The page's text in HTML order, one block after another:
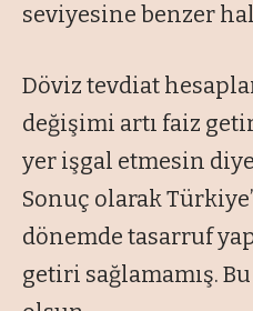
seviyesine benzer
Döviz tevdiat
değişimi artı faiz
yer işgal etmesin
Sonuç olarak
dönemde tasarruf
getiri sağlamamış.